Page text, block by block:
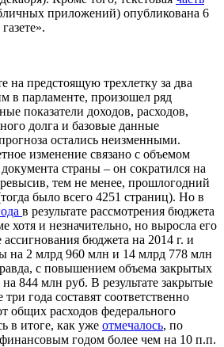
приложений) опубликована 6
на предстоящую трехлетку за два
в парламенте, произошел ряд
показатели доходов, расходов,
долга и базовые данные
остались неизменными.
изменение связано с объемом
страны – он сократился на
тем не менее, прошлогодний
было всего 4251 страниц). Но в
в результате рассмотрения бюджета
хотя и незначительно, но выросла его
бюджета на 2014 г. и
на 2 млрд 960 млн и 14 млрд 778 млн
с повышением объема закрытых
844 млн руб. В результате закрытые
года составят соответственно
общих расходов федерального
в итоге, как уже отмечалось, по
годом более чем на 10 п.п.